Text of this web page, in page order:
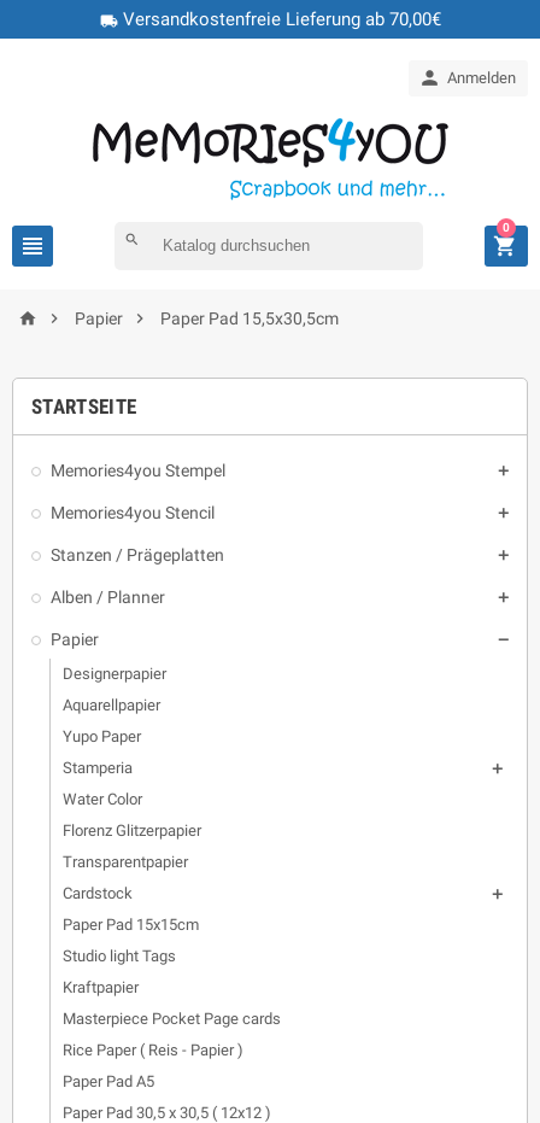
local_shippingVersandkostenfreie Lieferung ab 70,00€
 Anmelden
 search 
0
  Papier  Paper Pad 15,5x30,5cm
STARTSEITE
Memories4you Stempel 
Memories4you Stencil 
Stanzen / Prägeplatten 
Alben / Planner 
Papier 
Designerpapier
Aquarellpapier
Yupo Paper
Stamperia

Water Color
Florenz Glitzerpapier
Transparentpapier
Cardstock

Paper Pad 15x15cm
Studio light Tags
Kraftpapier
Masterpiece Pocket Page cards
Rice Paper ( Reis - Papier )
Paper Pad A5
Paper Pad 30,5 x 30,5 ( 12x12 )